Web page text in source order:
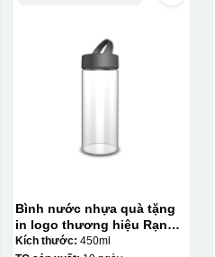
Bình nước nhựa quà tặng
in logo thương hiệu Rạng
Đông 450ml KQ-BNN01
Kích thước: 450ml